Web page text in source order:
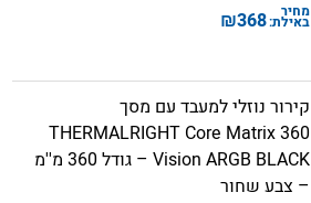
מחיר
באילת:368
₪
קירור נוזלי למעבד עם מסך
THERMALRIGHT Core Matrix 360
Vision ARGB BLACK – גודל 360 מ''מ
– צבע שחור